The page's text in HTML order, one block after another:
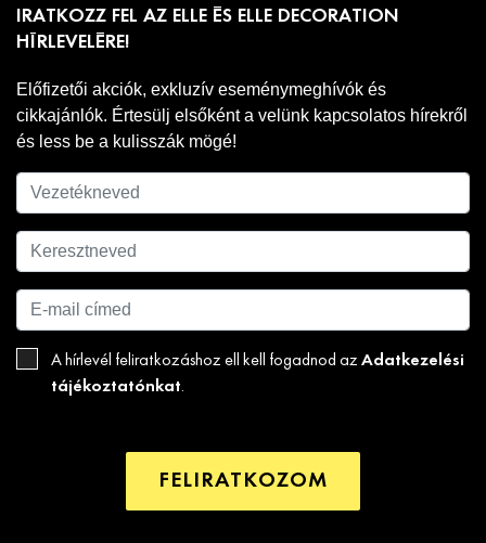
IRATKOZZ FEL AZ ELLE ÉS ELLE DECORATION
HÍRLEVELÉRE!
Előfizetői akciók, exkluzív eseménymeghívók és
cikkajánlók. Értesülj elsőként a velünk kapcsolatos hírekről
és less be a kulisszák mögé!
A hírlevél feliratkozáshoz ell kell fogadnod az Adatkezelési
tájékoztatónkat.
FELIRATKOZOM